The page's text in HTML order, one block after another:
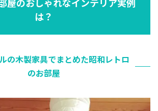
は？
の木製家具でまとめた昭和レトロ
のお部屋